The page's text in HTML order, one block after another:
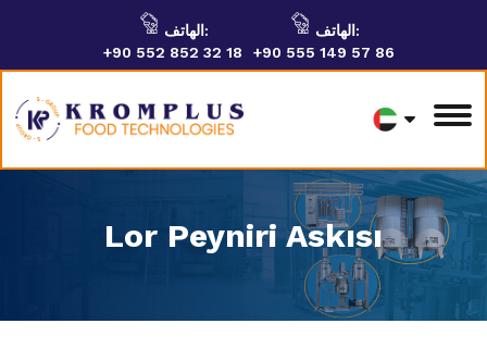
الهاتف:
+90 552 852 32 18
الهاتف:
+90 555 149 57 86
Lor Peyniri Askısı